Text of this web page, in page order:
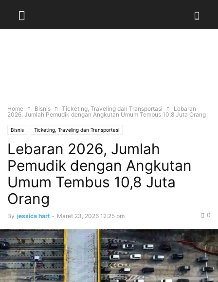
Home Bisnis Ticketing, Traveling dan Transportasi
Lebaran
2026, Jumlah Pemudik dengan Angkutan Umum Tembus 10,8 Juta Orang
Bisnis Ticketing, Traveling dan Transportasi
Lebaran 2026, Jumlah
Pemudik dengan Angkutan
Umum Tembus 10,8 Juta
Orang
By jessica hart - Maret 23, 2026 12:25 pm 0